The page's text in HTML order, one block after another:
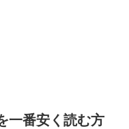
一番安く読む方